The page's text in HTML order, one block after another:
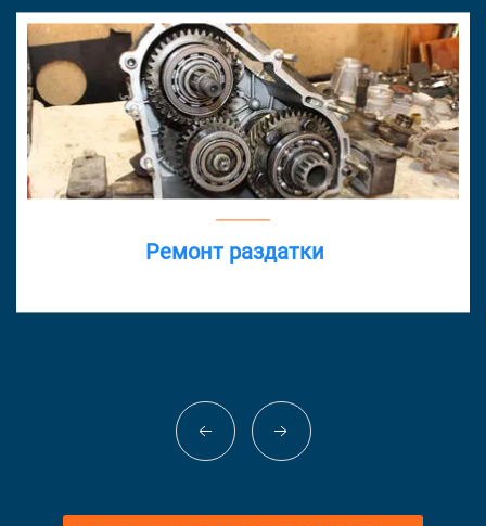
Ремонт раздатки